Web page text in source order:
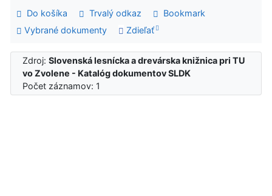
Do košíka Trvalý odkaz
Bookmark
Vybrané dokumenty
Zdieľať
Zdroj:Slovenská lesnícka a drevárska knižnica pri TU
vo Zvolene - Katalóg dokumentov SLDK
Počet záznamov: 1